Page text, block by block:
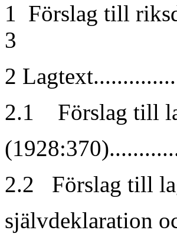
1 Förslag till
3
2
2.1 Förslag till
2.2 Förslag till
självdeklaration